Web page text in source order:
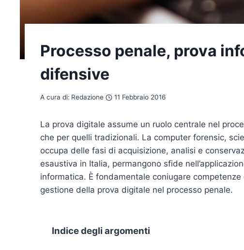
Processo penale, prova
difensive
A cura di: Redazione 11 Febbraio 2016
La prova digitale assume un ruolo centrale nel
che per quelli tradizionali. La computer forensic,
occupa delle fasi di acquisizione, analisi e
esaustiva in Italia, permangono sfide
informatica. È fondamentale coniugare
gestione della prova digitale nel processo penale.
Indice degli argomenti